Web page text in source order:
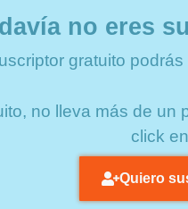
no eres
gratuito
no lleva más de
click
Quiero